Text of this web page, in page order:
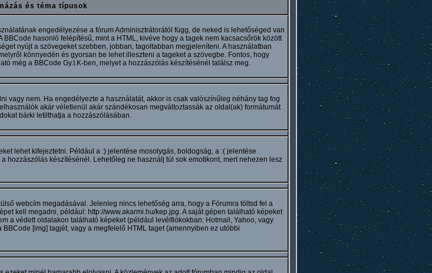
és téma típusok
engedélyezése a fórum Adminisztrátorától függ, de neked is lehetőséged van
hasonló felépítésű, mint a HTML, kivéve hogy a tagek nem kacsacsőrök között
nyújt a szövegeket szebben, jobban, tagoltabban megjeleníteni. A használatban
könnyedén és gyorsan be lehet illeszteni a tageket a szövegbe. Fontos, hogy
még a BBCode Gy.I.K-ben, melyet a hozzászólás készítésénél találsz meg.
vagy nem. Ha engedélyezte a használatát, akkor is csak valószínűleg néhány tag fog
akár véletlenül akár szándékosan megváltoztassák az oldal(ak) formátumát
bárki letilthatja a hozzászólásában.
lehet kifejeztetni. Például a :) jelentése mosolygás, boldogság, a :( jelentése
hozzászólás készítésénél. Lehetőleg ne használj túl sok emotikont, mert nehezen lesz
webcím megadásával. Jelenleg nincs lehetőség arra, hogy a Fórumra töltsd fel a
kell megadni, például: http://www.akarmi.hu/kep.jpg. A saját gépen található képeket
a védett oldalakon található képeket (például levélfiókokban: Hotmail, Yahoo, vagy
[img] tagjét, vagy a megfelelő HTML taget (amennyiben ez utóbbi